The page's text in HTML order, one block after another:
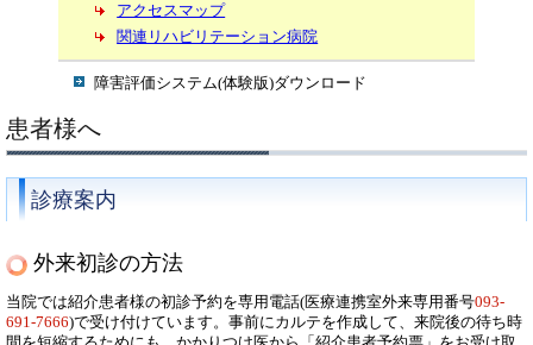
患者様へ
患者様へ
診療案内
外来初診の方法
当院では紹介患者様の初診予約を専用電話(医療連携室外来専用番号093-
691-7666)で受け付けています。事前にカルテを作成して、来院後の待ち時
アクセスマップ
関連リハビリテーション病院
障害評価システム(体験版)ダウンロード